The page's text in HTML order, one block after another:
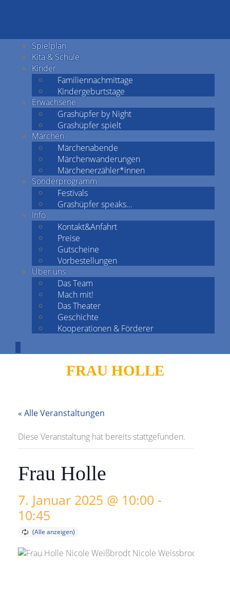
Spielplan
Kita & Schule
Kinder
Familiennachmittage
Kindergeburtstage
Erwachsene
Grashüpfer by Night
Grashüpfer spielt
Märchen
Märchenabende
Märchenwanderungen
Märchenerzähler*innen
Sonderprogramm
Festivals
Grashüpfer speaks…
Info
Kontakt&Anfahrt
Preise
Gutscheine
Vorbestellungen
Über uns
Das Team
Mach mit!
Das Theater
Geschichte
Kooperationen & Förderer
FRAU HOLLE
« Alle Veranstaltungen
Diese Veranstaltung hat bereits stattgefunden.
Frau Holle
7. Januar 2025 @ 10:00 -
10:45